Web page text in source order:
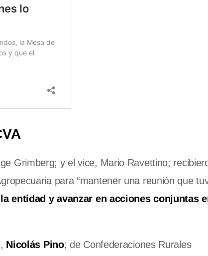
Grimberg; y el vice, Mario Ravettino;
para “mantener una reunión que
entidad y avanzar en acciones conjuntas
Nicolás Pino; de Confederaciones Rurales